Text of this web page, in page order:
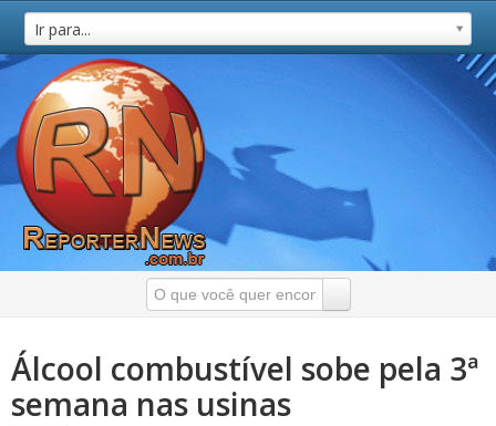
Ir para...
Álcool combustível sobe pela 3ª
semana nas usinas